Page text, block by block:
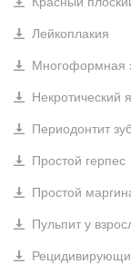
Лейкоплакия
Многоформная
Некротический
Периодонтит
Простой герпес
Простой
Пульпит у